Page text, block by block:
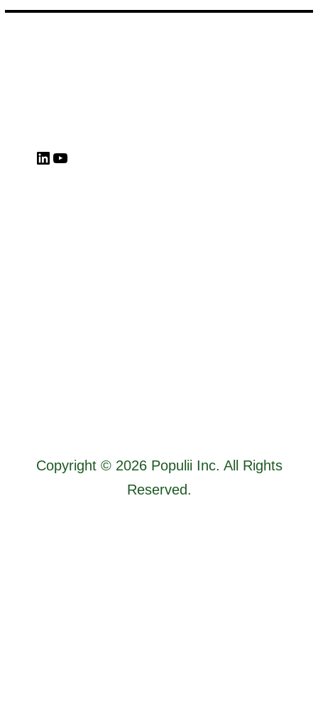
Copyright © 2026 Populii Inc. All Rights
Reserved.